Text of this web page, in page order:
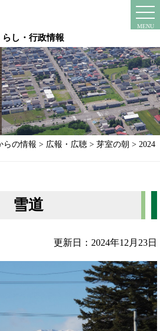
らし・行政情報
MENU
らの情報 > 広報・広聴> 芽室の朝 > 2024
雪道
更新日：2024年12月23日